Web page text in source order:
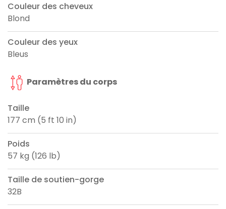
Couleur des cheveux
Blond
Couleur des yeux
Bleus
Paramètres du corps
Taille
177 cm (5 ft 10 in)
Poids
57 kg (126 lb)
Taille de soutien-gorge
32B